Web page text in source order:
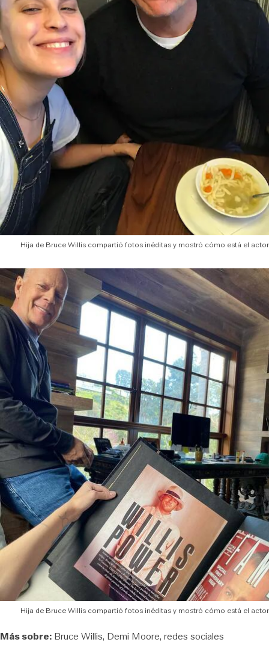
Hija de Bruce Willis compartió fotos inéditas y mostró cómo está el actor
Hija de Bruce Willis compartió fotos inéditas y mostró cómo está el actor
Más sobre: Bruce Willis Demi Moore redes sociales